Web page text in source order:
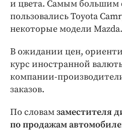
и цвета. Самым большим
пользовались Toyota
некоторые модели Mazda.
В ожидании цен,
курс иностранной
компании-
заказов.
По словамзаместителя
по продажам